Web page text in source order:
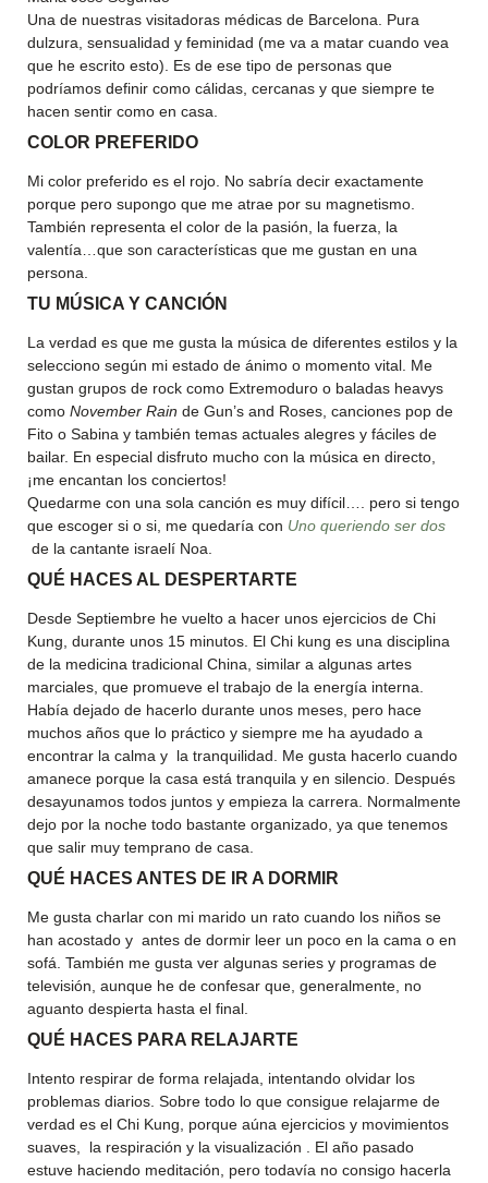
Una de nuestras visitadoras médicas de Barcelona. Pura
dulzura, sensualidad y feminidad (me va a matar cuando vea
que he escrito esto). Es de ese tipo de personas que
podríamos definir como cálidas, cercanas y que siempre te
hacen sentir como en casa.
COLOR PREFERIDO
Mi color preferido es el rojo. No sabría decir exactamente
porque pero supongo que me atrae por su magnetismo.
También representa el color de la pasión, la fuerza, la
valentía…que son características que me gustan en una
persona.
TU MÚSICA Y CANCIÓN
La verdad es que me gusta la música de diferentes estilos y la
selecciono según mi estado de ánimo o momento vital. Me
gustan grupos de rock como Extremoduro o baladas heavys
como November Rain de Gun’s and Roses, canciones pop de
Fito o Sabina y también temas actuales alegres y fáciles de
bailar. En especial disfruto mucho con la música en directo,
¡me encantan los conciertos!
Quedarme con una sola canción es muy difícil…. pero si tengo
que escoger si o si, me quedaría con Uno queriendo ser dos
de la cantante israelí Noa.
QU É HACES AL DESPERTARTE
Desde Septiembre he vuelto a hacer unos ejercicios de Chi
Kung, durante unos 15 minutos. El Chi kung es una disciplina
de la medicina tradicional China, similar a algunas artes
marciales, que promueve el trabajo de la energía interna.
Había dejado de hacerlo durante unos meses, pero hace
muchos años que lo práctico y siempre me ha ayudado a
encontrar la calma y la tranquilidad. Me gusta hacerlo cuando
amanece porque la casa está tranquila y en silencio. Después
desayunamos todos juntos y empieza la carrera. Normalmente
dejo por la noche todo bastante organizado, ya que tenemos
que salir muy temprano de casa.
QU É HACES ANTES DE IR A DORMIR
Me gusta charlar con mi marido un rato cuando los niños se
han acostado y antes de dormir leer un poco en la cama o en
sofá. También me gusta ver algunas series y programas de
televisión, aunque he de confesar que, generalmente, no
aguanto despierta hasta el final.
QU É HACES PARA RELAJARTE
Intento respirar de forma relajada, intentando olvidar los
problemas diarios. Sobre todo lo que consigue relajarme de
verdad es el Chi Kung, porque aúna ejercicios y movimientos
suaves, la respiración y la visualización . El año pasado
estuve haciendo meditación, pero todavía no consigo hacerla